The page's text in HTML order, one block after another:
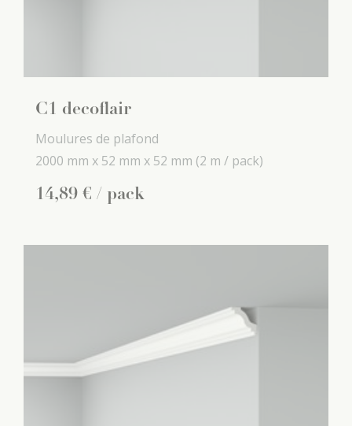
C1 decoflair
Moulures de plafond
2000 mm x 52 mm x 52 mm (2 m / pack)
14,89 € / pack